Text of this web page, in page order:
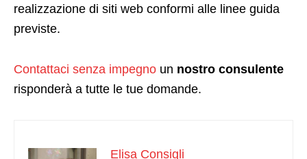
realizzazione di siti web conformi alle linee guida
previste.
Contattaci senza impegno un nostro consulente
risponderà a tutte le tue domande.
Elisa Consigli